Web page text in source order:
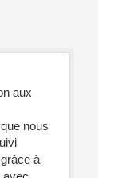
aux
nous
à